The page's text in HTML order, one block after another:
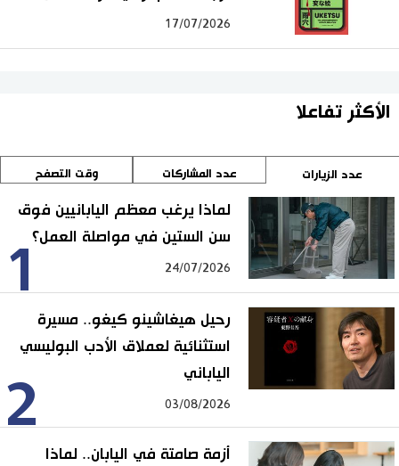
17/07/2026
الأكثر تفاعلا
عدد الزيارات عدد المشاركات وقت التصفح
1
لماذا يرغب معظم اليابانيين فوق
سن الستين في مواصلة العمل؟
24/07/2026
2
رحيل هيغاشينو كيغو.. مسيرة
استثنائية لعملاق الأدب البوليسي
الياباني
03/08/2026
أزمة صامتة في اليابان.. لماذا